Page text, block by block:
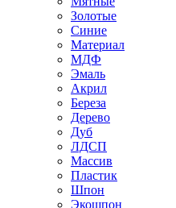
Золотые
Синие
Материал
МДФ
Эмаль
Акрил
Береза
Дерево
Дуб
ЛДСП
Массив
Пластик
Шпон
Экошпон